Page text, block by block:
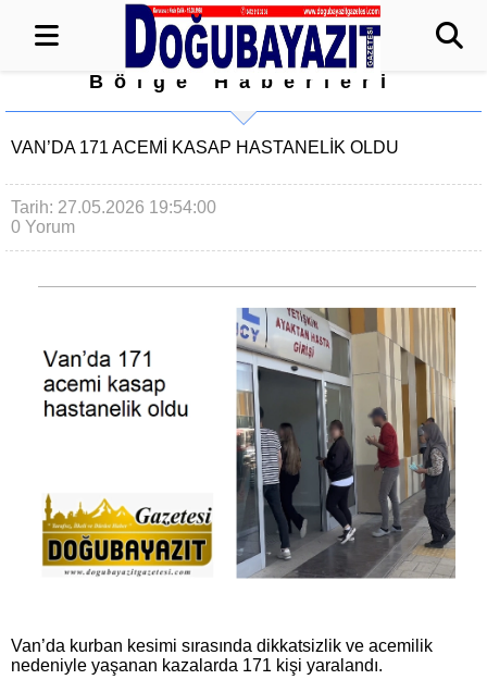
Bölge Haberleri
VAN’DA 171 ACEMI KASAP HASTANELIK OLDU
Tarih: 27.05.2026 19:54:00
0 Yorum
Van’da kurban kesimi sırasında dikkatsizlik ve acemilik
nedeniyle yaşanan kazalarda 171 kişi yaralandı.